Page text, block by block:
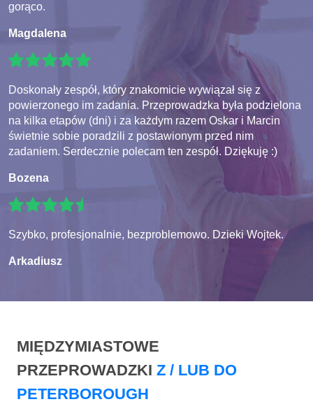
gorąco.
Magdalena
Doskonały zespół, który znakomicie wywiązał się z
powierzonego im zadania. Przeprowadzka była podzielona
na kilka etapów (dni) i za każdym razem Oskar i Marcin
świetnie sobie poradzili z postawionym przed nim
zadaniem. Serdecznie polecam ten zespół. Dziękuję :)
Bozena
Szybko, profesjonalnie, bezproblemowo. Dzieki Wojtek.
Arkadiusz
MIĘDZYMIASTOWE
PRZEPROWADZKI Z / LUB DO
PETERBOROUGH